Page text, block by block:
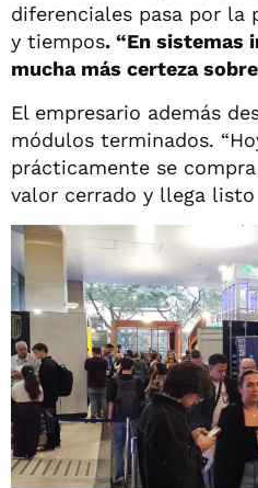
diferenciales pasa por la
y tiempos. “En sistemas
mucha más certeza
El empresario además
módulos terminados.
prácticamente se
valor cerrado y llega